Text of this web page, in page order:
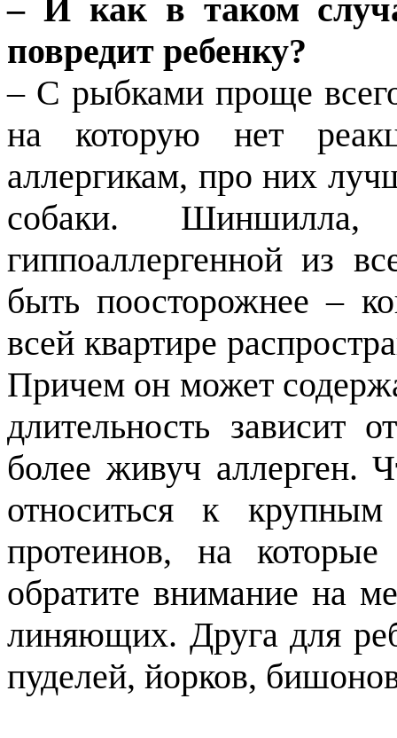
– И как в таком
повредит ребенку?
– С рыбками проще
на которую нет
аллергикам, про них
собаки.
гиппоаллергенной из
быть поосторожнее –
всей квартире
Причем он может
длительность зависит
более живуч аллерген.
относиться к
протеинов, на
обратите внимание на
линяющих. Друга для
пуделей, йорков,